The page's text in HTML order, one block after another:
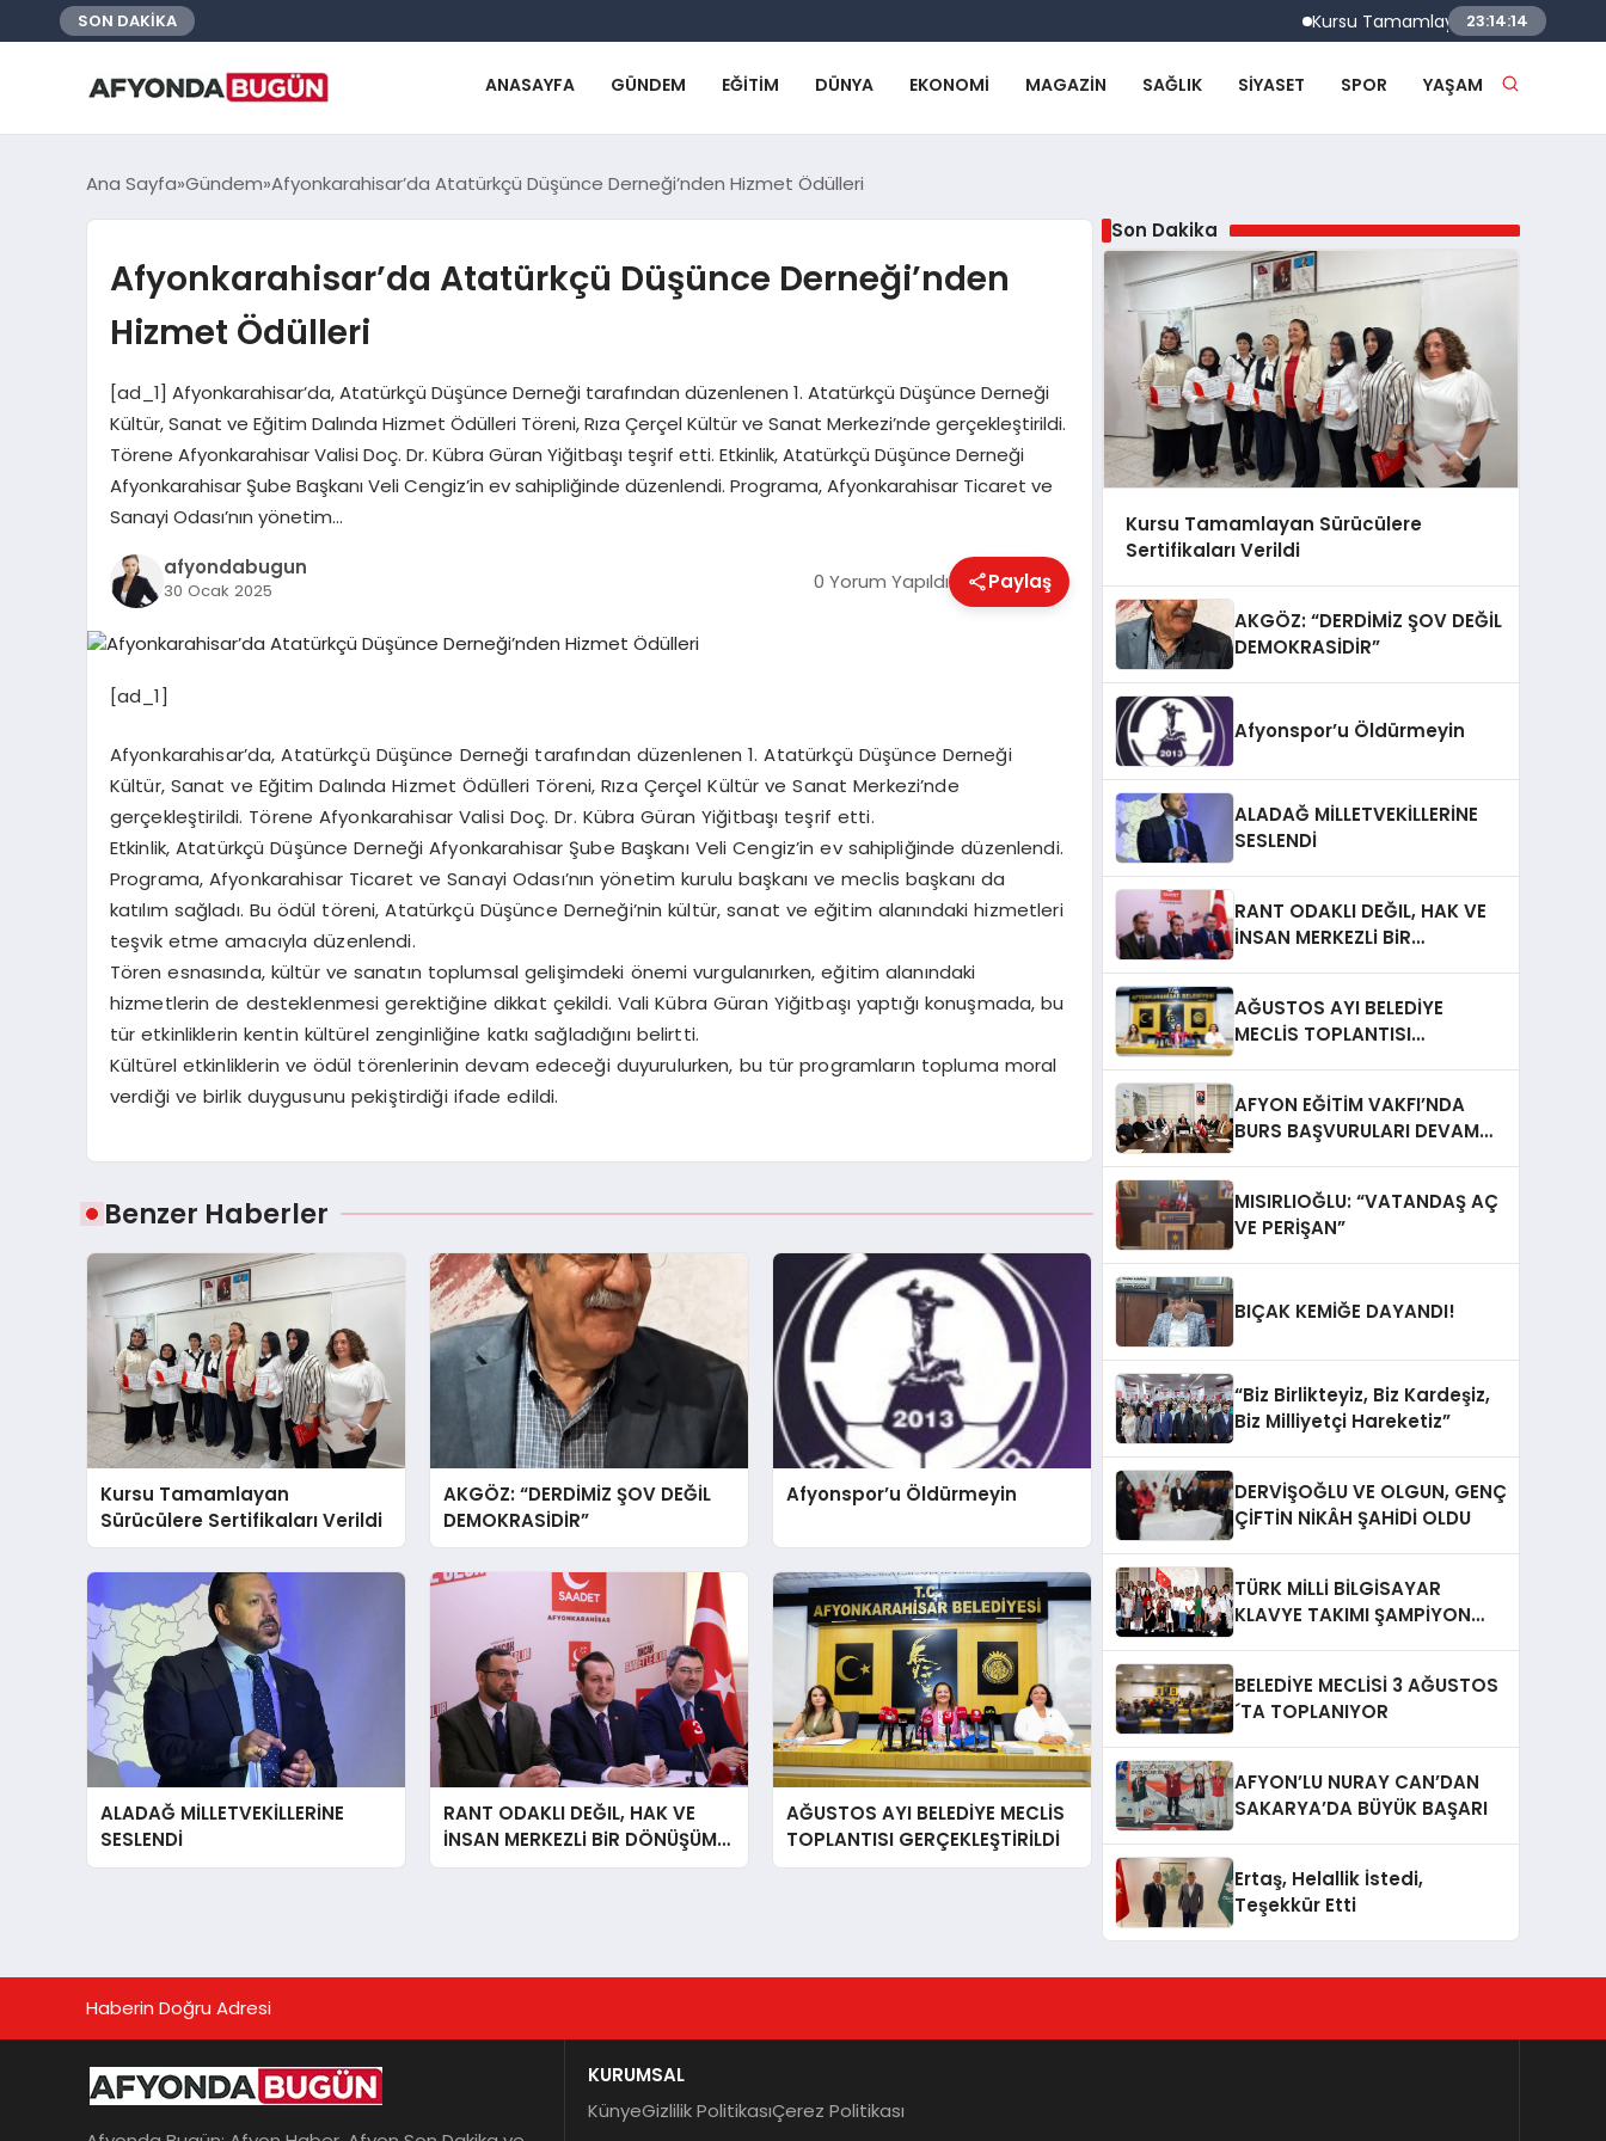
SON DAKİKA Kursu Tamamlayan Sürücülere
23:14:14
ANASAYFA GÜNDEM EĞITIM DÜNYA EKONOMI MAGAZIN SAĞLIK SIYASET SPOR YAŞAM
Ana Sayfa Gündem Afyonkarahisar’da Atatürkçü Düşünce Derneği’nden Hizmet Ödülleri
Afyonkarahisar’da Atatürkçü Düşünce Derneği’nden
Hizmet Ödülleri
[ad_1] Afyonkarahisar’da, Atatürkçü Düşünce Derneği tarafından düzenlenen 1. Atatürkçü Düşünce Derneği
Kültür, Sanat ve Eğitim Dalında Hizmet Ödülleri Töreni, Rıza Çerçel Kültür ve Sanat Merkezi’nde gerçekleştirildi.
Törene Afyonkarahisar Valisi Doç. Dr. Kübra Güran Yiğitbaşı teşrif etti. Etkinlik, Atatürkçü Düşünce Derneği
Afyonkarahisar Şube Başkanı Veli Cengiz’in ev sahipliğinde düzenlendi. Programa, Afyonkarahisar Ticaret ve
Sanayi Odası’nın yönetim…
afyondabugun
30 Ocak 2025 0 Yorum Yapıldı Paylaş
[ad_1]
Afyonkarahisar’da, Atatürkçü Düşünce Derneği tarafından düzenlenen 1. Atatürkçü Düşünce Derneği
Kültür, Sanat ve Eğitim Dalında Hizmet Ödülleri Töreni, Rıza Çerçel Kültür ve Sanat Merkezi’nde
gerçekleştirildi. Törene Afyonkarahisar Valisi Doç. Dr. Kübra Güran Yiğitbaşı teşrif etti.
Etkinlik, Atatürkçü Düşünce Derneği Afyonkarahisar Şube Başkanı Veli Cengiz’in ev sahipliğinde düzenlendi.
Programa, Afyonkarahisar Ticaret ve Sanayi Odası’nın yönetim kurulu başkanı ve meclis başkanı da
katılım sağladı. Bu ödül töreni, Atatürkçü Düşünce Derneği’nin kültür, sanat ve eğitim alanındaki hizmetleri
teşvik etme amacıyla düzenlendi.
Tören esnasında, kültür ve sanatın toplumsal gelişimdeki önemi vurgulanırken, eğitim alanındaki
hizmetlerin de desteklenmesi gerektiğine dikkat çekildi. Vali Kübra Güran Yiğitbaşı yaptığı konuşmada, bu
tür etkinliklerin kentin kültürel zenginliğine katkı sağladığını belirtti.
Kültürel etkinliklerin ve ödül törenlerinin devam edeceği duyurulurken, bu tür programların topluma moral
verdiği ve birlik duygusunu pekiştirdiği ifade edildi.
Benzer Haberler
Kursu Tamamlayan
Sürücülere Sertifikaları Verildi
AKGÖZ: “DERDİMİZ ŞOV DEĞİL
DEMOKRASİDİR”
Afyonspor’u Öldürmeyin
ALADAĞ MİLLETVEKİLLERİNE
SESLENDİ
RANT ODAKLI DEĞIL, HAK VE
İNSAN MERKEZLi BiR DÖNÜŞÜM
İÇiN AFYONKARAHiSAR’IN
AĞUSTOS AYI BELEDİYE MECLİS
TOPLANTISI GERÇEKLEŞTİRİLDİ
Son Dakika
Kursu Tamamlayan Sürücülere
Sertifikaları Verildi
AKGÖZ: “DERDİMİZ ŞOV DEĞİL
DEMOKRASİDİR”
Afyonspor’u Öldürmeyin
ALADAĞ MİLLETVEKİLLERİNE
SESLENDİ
RANT ODAKLI DEĞIL, HAK VE
İNSAN MERKEZLi BiR
YANINDAYIZ!
AĞUSTOS AYI BELEDİYE
MECLİS TOPLANTISI
AFYON EĞİTİM VAKFI’NDA
BURS BAŞVURULARI DEVAM
MISIRLIOĞLU: “VATANDAŞ AÇ
VE PERİŞAN”
BIÇAK KEMİĞE DAYANDI!
“Biz Birlikteyiz, Biz Kardeşiz,
Biz Milliyetçi Hareketiz”
DERVİŞOĞLU VE OLGUN, GENÇ
ÇİFTİN NİKÂH ŞAHİDİ OLDU
TÜRK MİLLİ BİLGİSAYAR
KLAVYE TAKIMI ŞAMPİYON
BELEDİYE MECLİSİ 3 AĞUSTOS
´TA TOPLANIYOR
AFYON’LU NURAY CAN’DAN
SAKARYA’DA BÜYÜK BAŞARI
Ertaş, Helallik İstedi,
Teşekkür Etti
Haberin Doğru Adresi
KURUMSAL
KünyeGizlilik PolitikasıÇerez Politikası